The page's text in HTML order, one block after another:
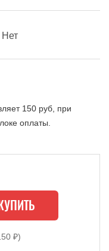
Нет
150 руб, при
оплаты.
₽)